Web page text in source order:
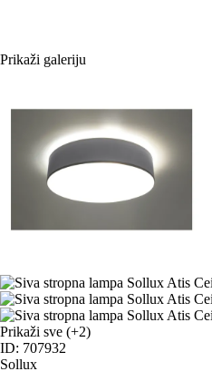
Prikaži galeriju
Prikaži sve (+2)
ID: 707932
Sollux